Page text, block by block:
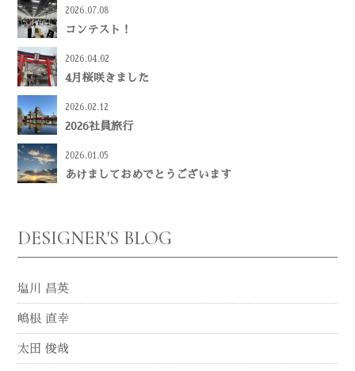
2026.07.08
コンテスト！
2026.04.02
4月桜咲きました
2026.02.12
2026社員旅行
2026.01.05
あけましておめでとうございます
DESIGNER'S BLOG
塩川 昌英
嶋根 直幸
太田 俊哉